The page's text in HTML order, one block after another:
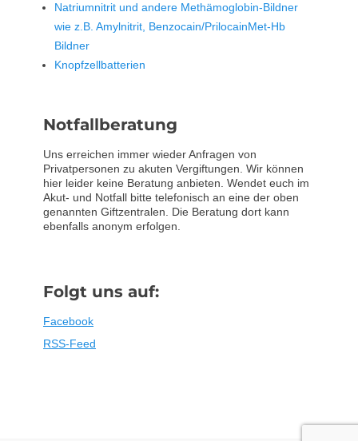
Natriumnitrit und andere Methämoglobin-Bildner
wie z.B. Amylnitrit, Benzocain/PrilocainMet-Hb
Bildner
Knopfzellbatterien
Notfallberatung
Uns erreichen immer wieder Anfragen von
Privatpersonen zu akuten Vergiftungen. Wir können
hier leider keine Beratung anbieten. Wendet euch im
Akut- und Notfall bitte telefonisch an eine der oben
genannten Giftzentralen. Die Beratung dort kann
ebenfalls anonym erfolgen.
Folgt uns auf:
Facebook
RSS-Feed